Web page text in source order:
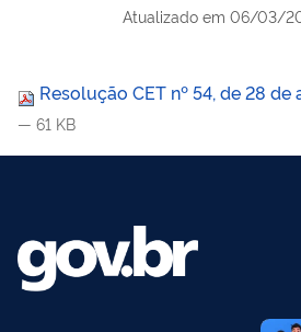
Atualizado em 06/03/
Resolução CET nº 54, de 28
— 61 KB